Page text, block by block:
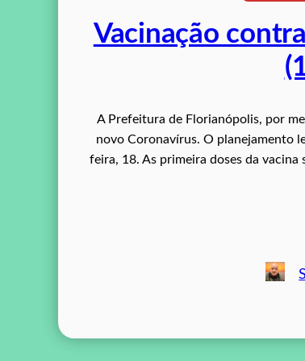
Vacinação
A Prefeitura de Florianópolis, por
novo Coronavírus. O planejamento
feira, 18. As primeira doses da